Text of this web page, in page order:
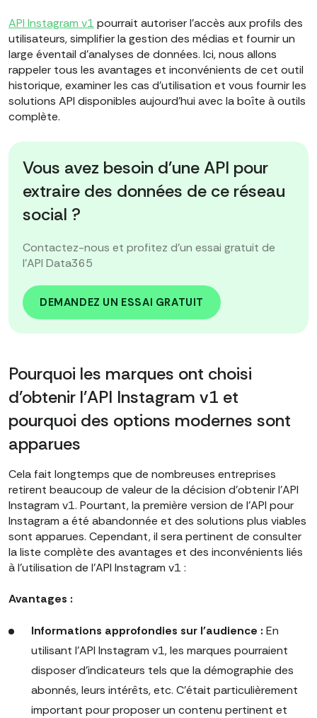
API Instagram v1 pourrait autoriser l'accès aux profils des
utilisateurs, simplifier la gestion des médias et fournir un
large éventail d'analyses de données. Ici, nous allons
rappeler tous les avantages et inconvénients de cet outil
historique, examiner les cas d'utilisation et vous fournir les
solutions API disponibles aujourd'hui avec la boîte à outils
complète.
Vous avez besoin d'une API pour
extraire des données de ce réseau
social ?
Contactez-nous et profitez d'un essai gratuit de
l'API Data365
DEMANDEZ UN ESSAI GRATUIT
Pourquoi les marques ont choisi
d'obtenir l'API Instagram v1 et
pourquoi des options modernes sont
apparues
Cela fait longtemps que de nombreuses entreprises
retirent beaucoup de valeur de la décision d'obtenir l'API
Instagram v1. Pourtant, la première version de l'API pour
Instagram a été abandonnée et des solutions plus viables
sont apparues. Cependant, il sera pertinent de consulter
la liste complète des avantages et des inconvénients liés
à l'utilisation de l'API Instagram v1 :
Avantages :
Informations approfondies sur l'audience : En
utilisant l'API Instagram v1, les marques pourraient
disposer d'indicateurs tels que la démographie des
abonnés, leurs intérêts, etc. C'était particulièrement
important pour proposer un contenu pertinent et